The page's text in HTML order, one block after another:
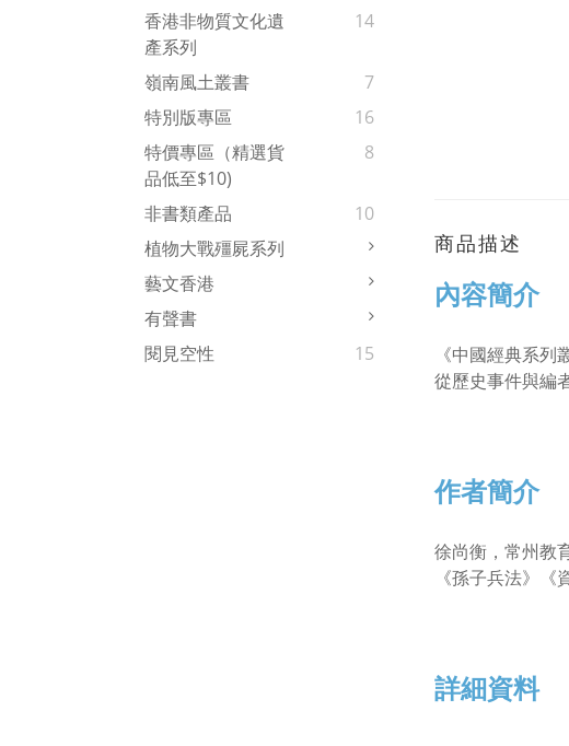
香港非物質文化遺
產系列
14
嶺南風土叢書
7
特別版專區
16
特價專區（精選貨
品低至$10)
8
非書類產品
10
植物大戰殭屍系列
藝文香港
有聲書
閱見空性
15
商品描述
內容簡介
《中國經典系
從歷史事件與編
作者簡介
徐尚衡，常州教
《孫子兵法》《
詳細資料